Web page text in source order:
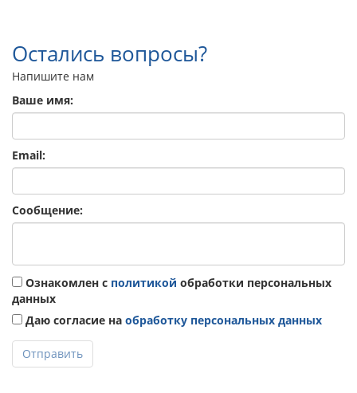
Остались вопросы?
Напишите нам
Ваше имя:
Email:
Сообщение:
Ознакомлен с политикой обработки персональных
данных
Даю согласие на обработку персональных данных
Отправить